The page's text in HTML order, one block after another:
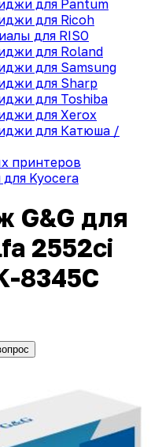
для Pantum
для Ricoh
для RISO
для Roland
для Samsung
для Sharp
для Toshiba
для Xerox
для Катюша /
принтеров
Kyocera
G&G для
2552ci
8345C